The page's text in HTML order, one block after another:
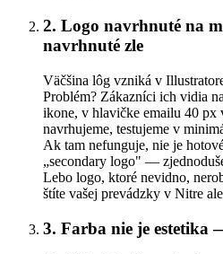
2. Logo navrhnuté na
navrhnuté zle
Väčšina lôg vzniká v
Problém? Zákazníci ich vidia
ikone, v hlavičke emailu 40
navrhujeme, testujeme v
Ak tam nefunguje, nie je
„secondary logo" —
Lebo logo, ktoré nevidno,
štíte vašej prevádzky v Nitre
3. Farba nie je estetika